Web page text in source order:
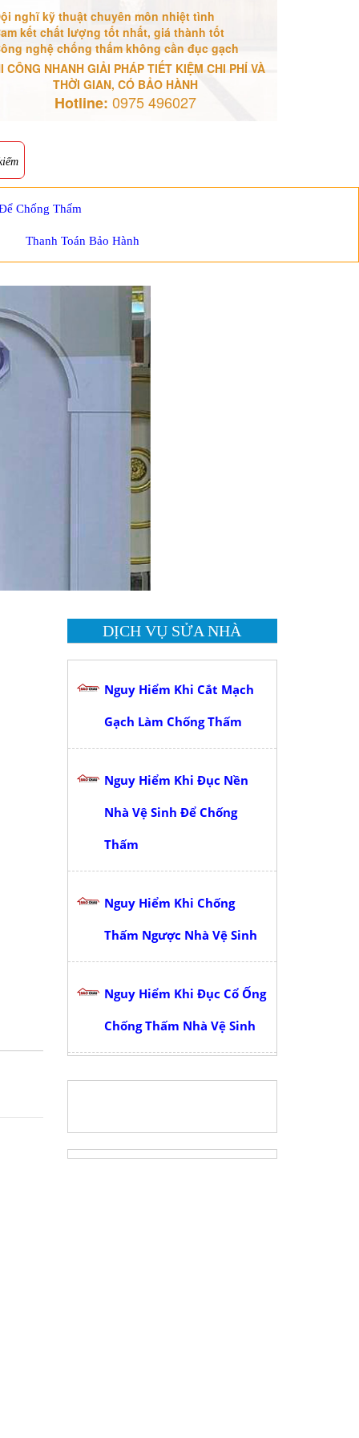
nghĩ kỹ thuật chuyên môn nhiệt tình
kết chất lượng tốt nhất, giá thành tốt
nghệ chống thấm không cần đục gạch
CÔNG NHANH GIẢI PHÁP TIẾT KIỆM CHI PHÍ VÀ
THỜI GIAN, CÓ BẢO HÀNH
Hotline: 0975 496027
Chống Thấm
Thanh Toán Bảo Hành
DỊCH VỤ SỬA NHÀ
Nguy Hiểm Khi Cắt Mạch
Gạch Làm Chống Thấm
Nguy Hiểm Khi Đục Nền
Nhà Vệ Sinh Để Chống
Thấm
Nguy Hiểm Khi Chống
Thấm Ngược Nhà Vệ Sinh
Nguy Hiểm Khi Đục Cổ Ống
Chống Thấm Nhà Vệ Sinh